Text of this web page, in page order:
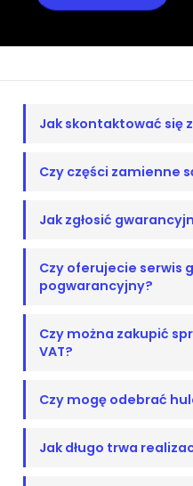
Jak skontaktować się
Czy części zamienne
Jak zgłosić
Czy oferujecie serwis
pogwarancyjny?
Czy można zakupić
VAT?
Czy mogę odebrać
Jak długo trwa